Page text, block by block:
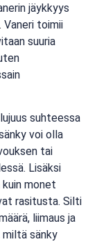
jäykkyys
Vaneri toimii
suuria
suhteessa
voi olla
tai
Lisäksi
kuin monet
rasitusta. Silti
liimaus ja
miltä sänky